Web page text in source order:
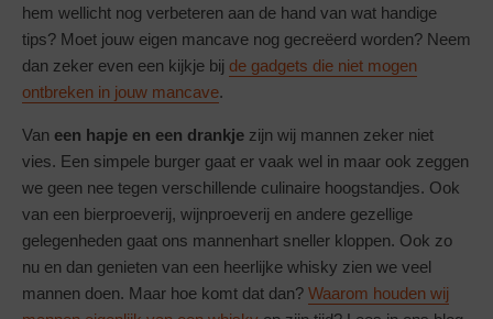
hem wellicht nog verbeteren aan de hand van wat handige
tips? Moet jouw eigen mancave nog gecreëerd worden? Neem
dan zeker even een kijkje bij de gadgets die niet mogen
ontbreken in jouw mancave.
Van een hapje en een drankje zijn wij mannen zeker niet
vies. Een simpele burger gaat er vaak wel in maar ook zeggen
we geen nee tegen verschillende culinaire hoogstandjes. Ook
van een bierproeverij, wijnproeverij en andere gezellige
gelegenheden gaat ons mannenhart sneller kloppen. Ook zo
nu en dan genieten van een heerlijke whisky zien we veel
mannen doen. Maar hoe komt dat dan? Waarom houden wij